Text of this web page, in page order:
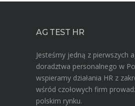
AG TEST HR
Jesteśmy jedną z pierwszych
doradztwa personalnego w
wspieramy działania HR z
wśród czołowych firm
polskim rynku.